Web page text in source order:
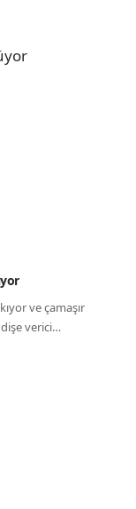
ve çamaşır
verici…